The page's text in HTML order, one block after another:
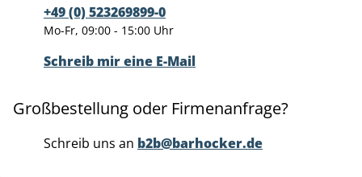
+49 (0) 523269899-0
Mo-Fr, 09:00 - 15:00 Uhr
Schreib mir eine E-Mail
Großbestellung oder Firmenanfrage?
Schreib uns an b2b@barhocker.de